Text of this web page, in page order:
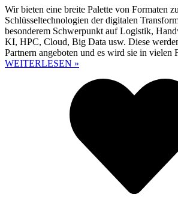
Wir bieten eine breite Palette von Formaten zu
Schlüsseltechnologien der digitalen
besonderem Schwerpunkt auf Logistik,
KI, HPC, Cloud, Big Data usw. Diese
Partnern angeboten und es wird sie in vielen
WEITERLESEN »